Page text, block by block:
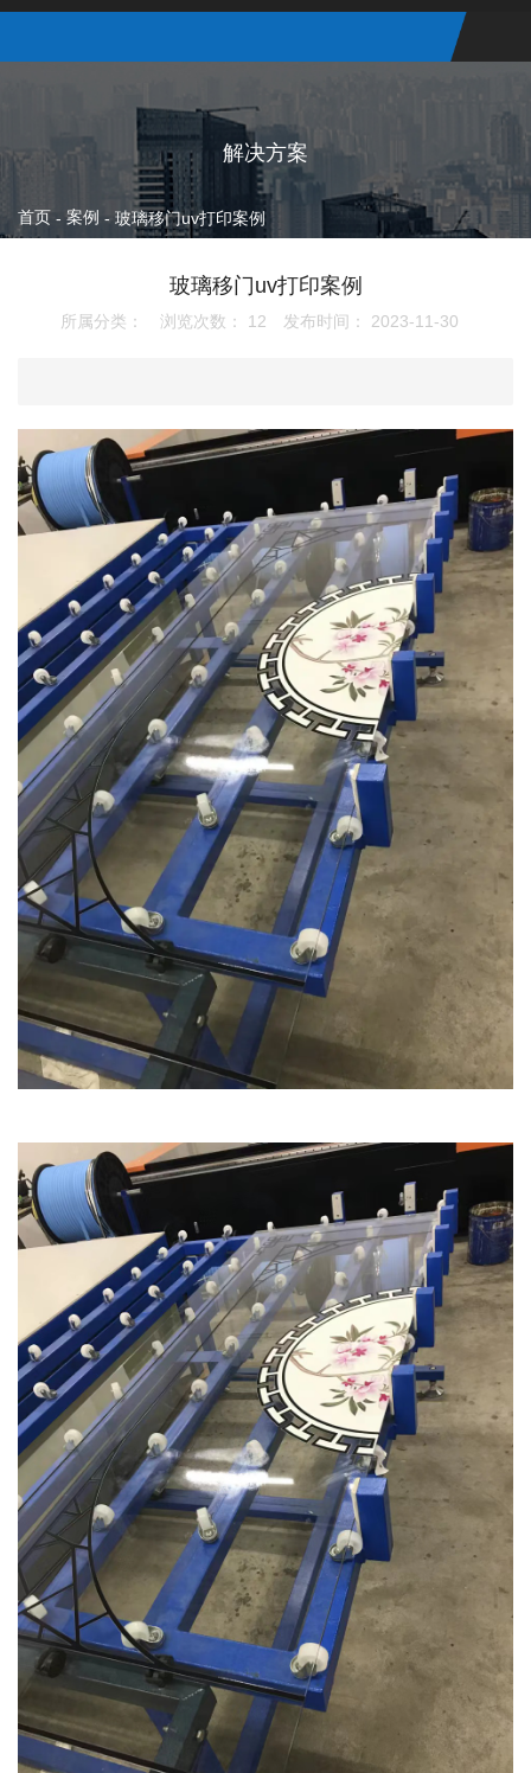
解决方案
首页 -案例 - 玻璃移门uv打印案例
玻璃移门uv打印案例
所属分类： 浏览次数： 12 发布时间： 2023-11-30